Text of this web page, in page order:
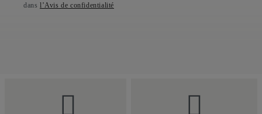
dans l’Avis de confidentialité